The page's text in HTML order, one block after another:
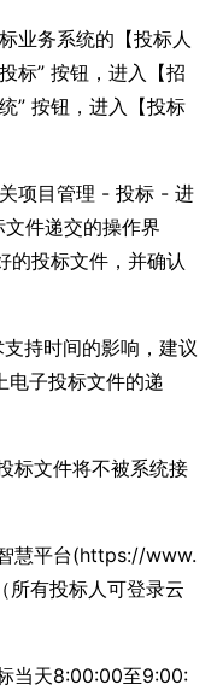
业务系统的【投标人
标” 按钮，进入【招
” 按钮，进入【投标
项目管理 - 投标 - 进
件递交的操作界
的投标文件，并确认
持时间的影响，建议
电子投标文件的递
标文件将不被系统接
慧平台(https://www.
有投标人可登录云
当天8:00:00至9:00: